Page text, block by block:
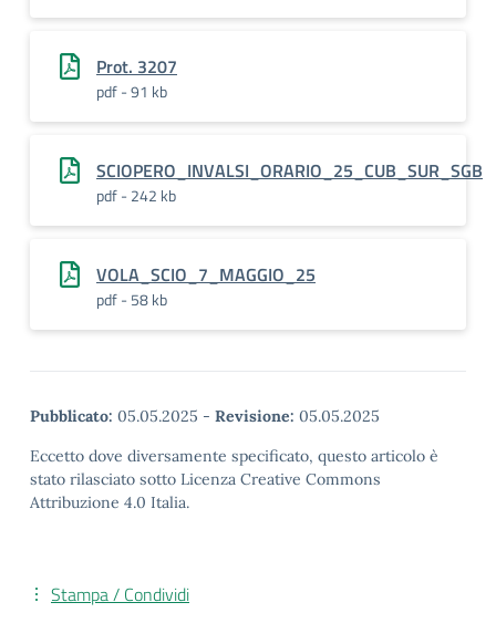
Prot. 3207
pdf - 91 kb
SCIOPERO_INVALSI_ORARIO_25_CUB_SUR_SGB
pdf - 242 kb
VOLA_SCIO_7_MAGGIO_25
pdf - 58 kb
Pubblicato: 05.05.2025 - Revisione: 05.05.2025
Eccetto dove diversamente specificato, questo articolo è
stato rilasciato sotto Licenza Creative Commons
Attribuzione 4.0 Italia.
Stampa / Condividi